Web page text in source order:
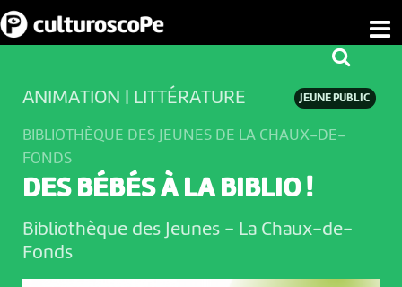
JEUNE PUBLIC
ANIMATION | LITTÉRATURE
BIBLIOTHÈQUE DES JEUNES DE LA CHAUX-DE-
FONDS
DES BÉBÉS À LA BIBLIO !
Bibliothèque des Jeunes - La Chaux-de-
Fonds